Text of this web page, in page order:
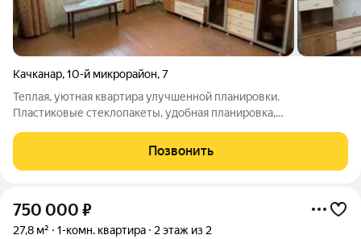
Качканар,10-й микрорайон,7
Теплая, уютная квартира улучшенной планировки.
Пластиковые стеклопакеты, удобная планировка,
проживания, так и для сдачи в аренду. Возможна ипотека
через банки-партнеры, рассрочка. За дополнительной
Позвонить
750 000 ₽
27,8 м² 1-комн. квартира 2 этаж из 2